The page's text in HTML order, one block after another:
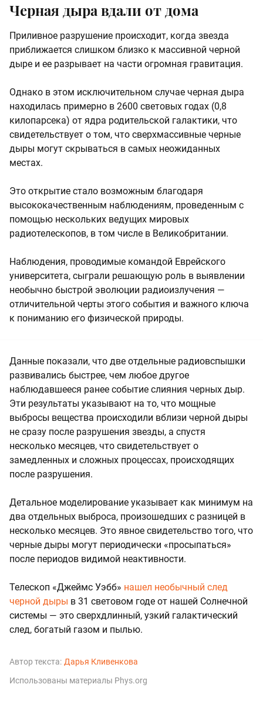
Черная дыра вдали от дома
Приливное разрушение происходит, когда звезда
приближается слишком близко к массивной черной
дыре и ее разрывает на части огромная гравитация.
Однако в этом исключительном случае черная дыра
находилась примерно в 2600 световых годах (0,8
килопарсека) от ядра родительской галактики, что
свидетельствует о том, что сверхмассивные черные
дыры могут скрываться в самых неожиданных
местах.
Это открытие стало возможным благодаря
высококачественным наблюдениям, проведенным с
помощью нескольких ведущих мировых
радиотелескопов, в том числе в Великобритании.
Наблюдения, проводимые командой Еврейского
университета, сыграли решающую роль в выявлении
необычно быстрой эволюции радиоизлучения —
отличительной черты этого события и важного ключа
к пониманию его физической природы.
Данные показали, что две отдельные радиовспышки
развивались быстрее, чем любое другое
наблюдавшееся ранее событие слияния черных дыр.
Эти результаты указывают на то, что мощные
выбросы вещества происходили вблизи черной дыры
не сразу после разрушения звезды, а спустя
несколько месяцев, что свидетельствует о
замедленных и сложных процессах, происходящих
после разрушения.
Детальное моделирование указывает как минимум на
два отдельных выброса, произошедших с разницей в
несколько месяцев. Это явное свидетельство того, что
черные дыры могут периодически «просыпаться»
после периодов видимой неактивности.
Телескоп «Джеймс Уэбб» нашел необычный след
черной дыры в 31 световом годе от нашей Солнечной
системы — это сверхдлинный, узкий галактический
след, богатый газом и пылью.
Автор текста: Дарья Кливенкова
Использованы материалы Phys.org